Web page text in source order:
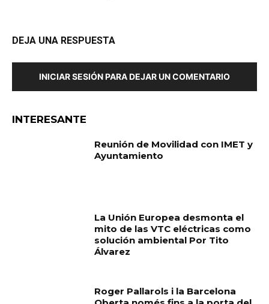
DEJA UNA RESPUESTA
INICIAR SESIÓN PARA DEJAR UN COMENTARIO
INTERESANTE
Reunión de Movilidad con IMET y
Ayuntamiento
La Unión Europea desmonta el
mito de las VTC eléctricas como
solución ambiental Por Tito
Álvarez
Roger Pallarols i la Barcelona